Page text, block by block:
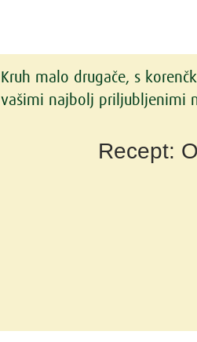
Kruh malo drugače, s
vašimi najbolj priljubljenimi
Recept: